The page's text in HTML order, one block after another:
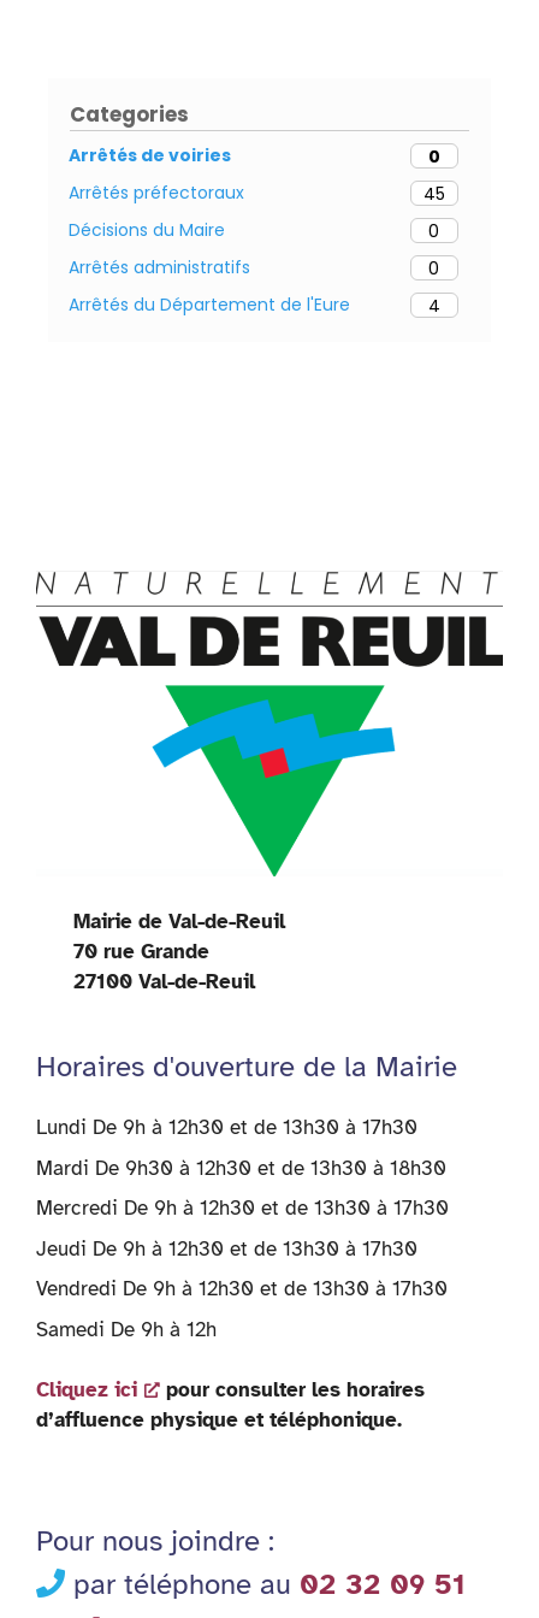
Categories
Arrêtés de voiries
0
Arrêtés préfectoraux
45
Décisions du Maire
0
Arrêtés administratifs
0
Arrêtés du Département de l'Eure
4
Mairie de Val-de-Reuil
70 rue Grande
27100 Val-de-Reuil
Horaires d'ouverture de la Mairie
Lundi De 9h à 12h30 et de 13h30 à 17h30
Mardi De 9h30 à 12h30 et de 13h30 à 18h30
Mercredi De 9h à 12h30 et de 13h30 à 17h30
Jeudi De 9h à 12h30 et de 13h30 à 17h30
Vendredi De 9h à 12h30 et de 13h30 à 17h30
Samedi De 9h à 12h
Cliquez ici
pour consulter les horaires
d’affluence physique et téléphonique.
Pour nous joindre :
par téléphone au 02 32 09 51